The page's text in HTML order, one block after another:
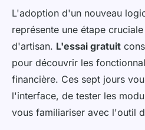
L'adoption d'un nouveau
représente une étape
d'artisan. L'essai gratuit
pour découvrir les
financière. Ces sept jours
l'interface, de tester les
vous familiariser avec l'outil